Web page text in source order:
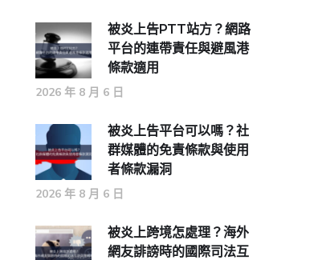
被炎上告PTT站方？網路
平台的連帶責任與避風港
條款適用
2026 年 8 月 6 日
被炎上告平台可以嗎？社
群媒體的免責條款與使用
者條款漏洞
2026 年 8 月 6 日
被炎上跨境怎處理？海外
網友誹謗時的國際司法互